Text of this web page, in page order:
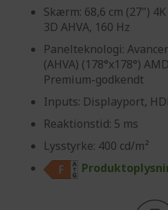
Skærm: 68,6 cm (27")
3D AHVA, 160 Hz
Panelteknologi:
(AHVA) (178°x178°)
Premium-godkendt
Inputs: Displayport,
Reaktionstid: 5 ms
Lysstyrke: 400 cd/m²